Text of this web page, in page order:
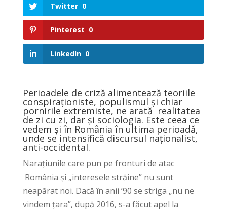
Twitter 0
Pinterest 0
LinkedIn 0
Perioadele de criză alimentează teoriile
conspiraționiste, populismul și chiar
pornirile extremiste, ne arată realitatea
de zi cu zi, dar și sociologia. Este ceea ce
vedem și în România în ultima perioadă,
unde se intensifică discursul naționalist,
anti-occidental.
Narațiunile care pun pe fronturi de atac
România și „interesele străine” nu sunt
neapărat noi. Dacă în anii ’90 se striga „nu ne
vindem țara”, după 2016, s-a făcut apel la